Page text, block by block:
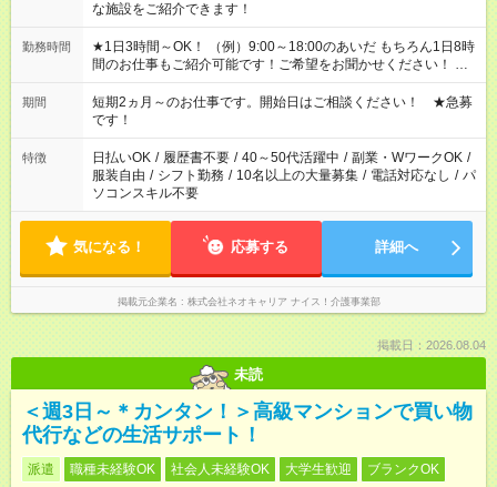
な施設をご紹介できます！
勤務時間
★1日3時間～OK！ （例）9:00～18:00のあいだ もちろん1日8時
間のお仕事もご紹介可能です！ご希望をお聞かせください！ ★
家庭の都合でお休みが必要な場合も遠慮なくご相談ください。
※週最低15時間以上の勤務が必要です
期間
短期2ヵ月～のお仕事です。開始日はご相談ください！ ★急募
です！
特徴 日払いOK / 履歴書不要 / 40～50代活躍中 / 副業・WワークOK /
服装自由 / シフト勤務 / 10名以上の大量募集 / 電話対応なし / パ
ソコンスキル不要
気になる！ 応募する 詳細へ
掲載元企業名 株式会社ネオキャリア ナイス！介護事業部
掲載日：2026.08.04
未読
＜週3日～＊カンタン！＞高級マンションで買い物
代行などの生活サポート！
派遣 職種未経験OK 社会人未経験OK 大学生歓迎 ブランクOK